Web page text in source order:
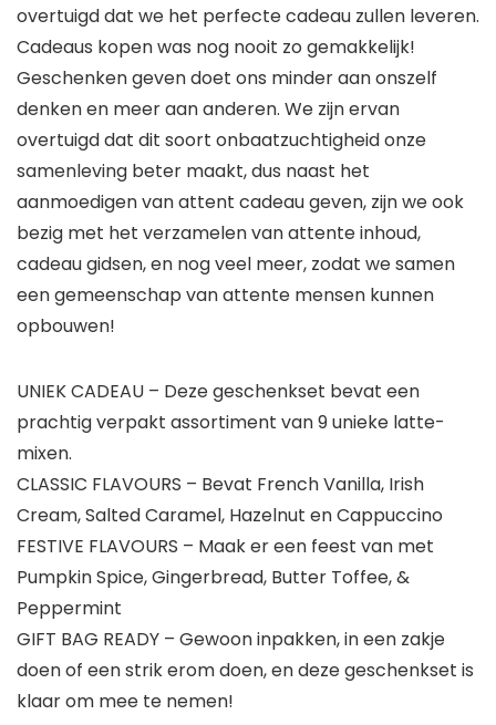
overtuigd dat we het perfecte cadeau zullen leveren.
Cadeaus kopen was nog nooit zo gemakkelijk!
Geschenken geven doet ons minder aan onszelf
denken en meer aan anderen. We zijn ervan
overtuigd dat dit soort onbaatzuchtigheid onze
samenleving beter maakt, dus naast het
aanmoedigen van attent cadeau geven, zijn we ook
bezig met het verzamelen van attente inhoud,
cadeau gidsen, en nog veel meer, zodat we samen
een gemeenschap van attente mensen kunnen
opbouwen!
UNIEK CADEAU – Deze geschenkset bevat een
prachtig verpakt assortiment van 9 unieke latte-
mixen.
CLASSIC FLAVOURS – Bevat French Vanilla, Irish
Cream, Salted Caramel, Hazelnut en Cappuccino
FESTIVE FLAVOURS – Maak er een feest van met
Pumpkin Spice, Gingerbread, Butter Toffee, &
Peppermint
GIFT BAG READY – Gewoon inpakken, in een zakje
doen of een strik erom doen, en deze geschenkset is
klaar om mee te nemen!